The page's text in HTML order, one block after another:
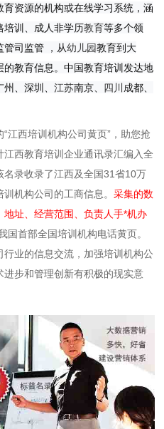
资源的机构或在线学习系统，涵
培训、成人非学历教育等多个领
管司监管 ，从幼儿园教育到大
教育信息。中国教育培训发达地
州、深圳、江苏南京、 四川成都、
江西培训机构公司黄页”，助您抢
江西教育培训企业通讯录汇编入全
名录收录了江西及全国31省10万
训机构公司的工商信息。采集的数
址、经营范围、负责人手*机办
国首部全国培训机构电话黄页。
业的信息交流，加强培训机构公
步和管理创新有积极的现实意